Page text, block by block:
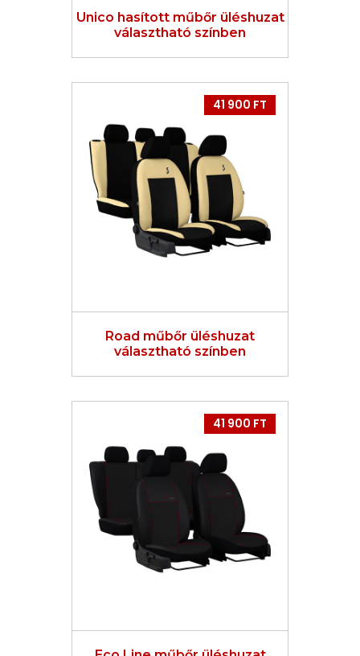
Unico hasított műbőr üléshuzat
választható színben
41 900 FT
Road műbőr üléshuzat
választható színben
41 900 FT